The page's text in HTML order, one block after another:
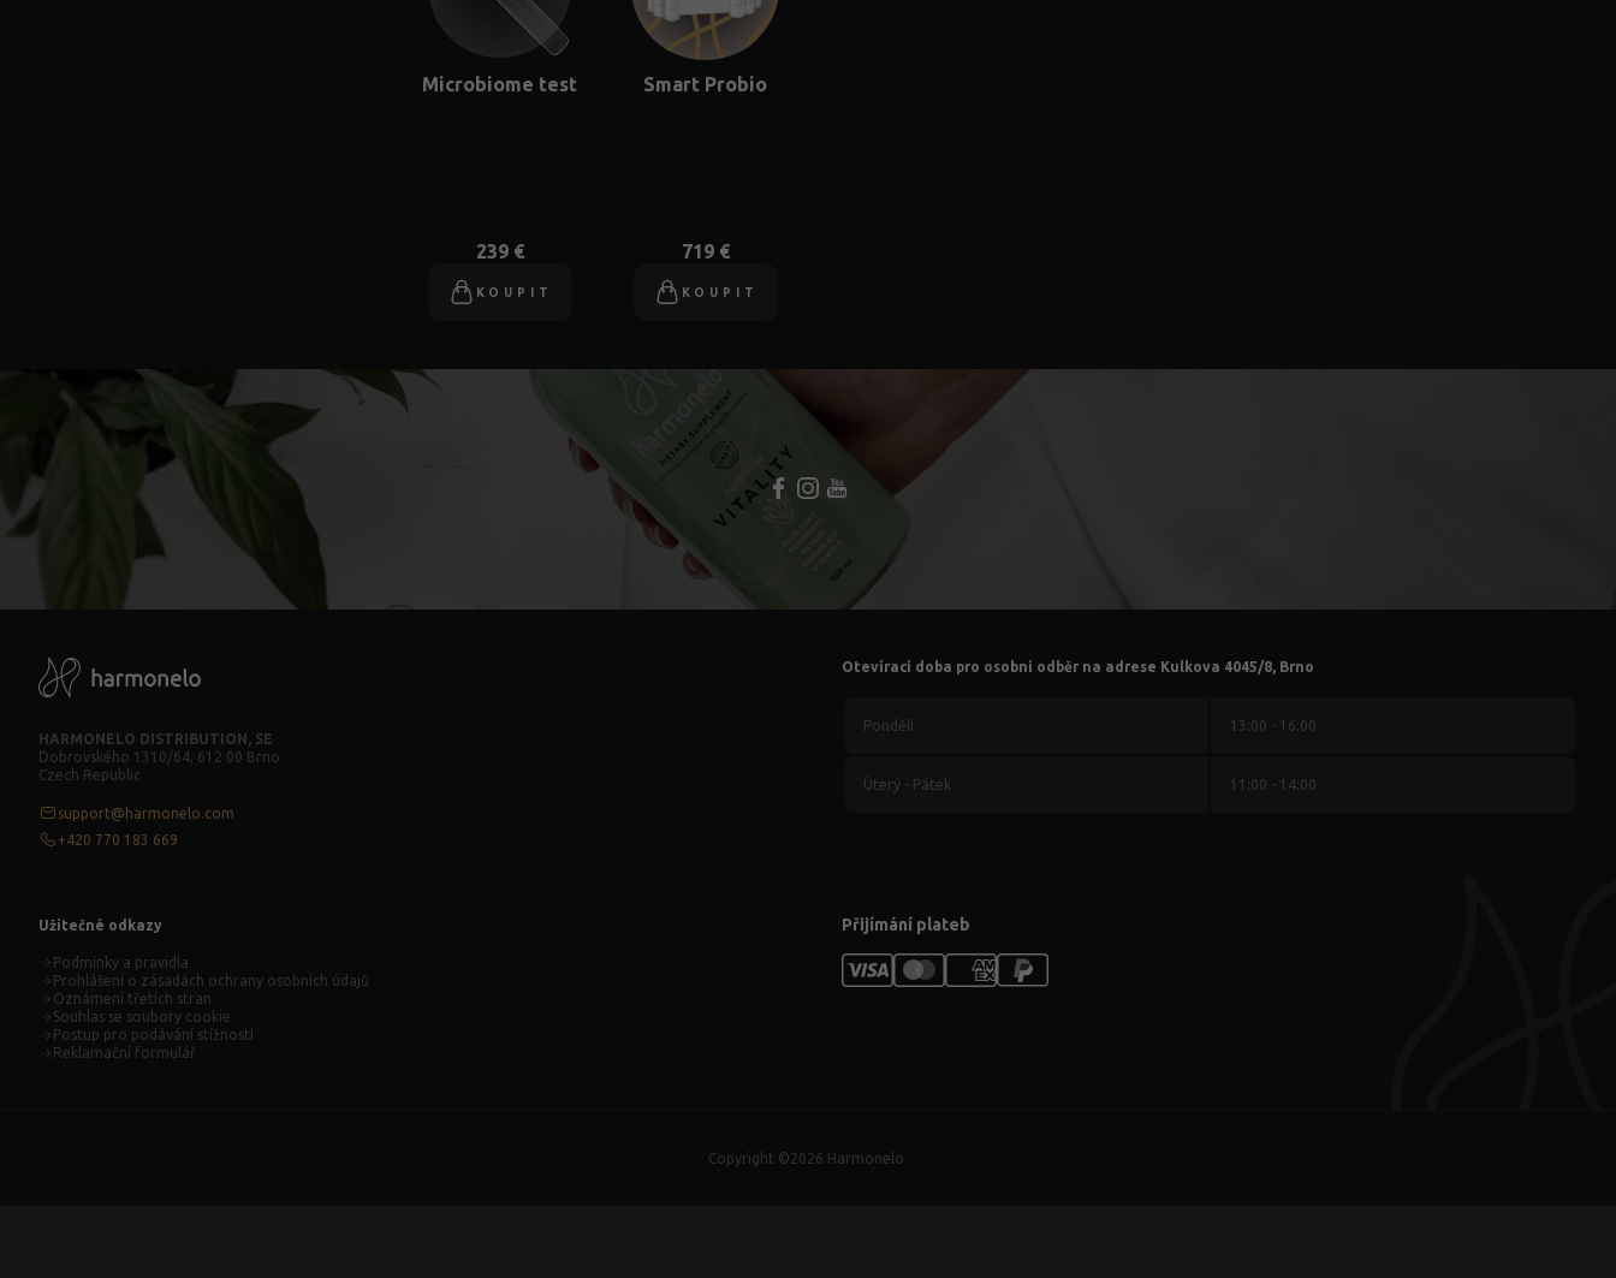
Microbiome test
239 €
KOUPIT
Smart Probio
719 €
KOUPIT
HARMONELO DISTRIBUTION, SE
Dobrovského 1310/64, 612 00 Brno
Czech Republic
support@harmonelo.com
+420 770 183 669
Otevírací doba pro osobní odběr na adrese Kulkova 4045/8, Brno
Pondělí 13:00 - 16:00
Úterý - Pátek 11:00 - 14:00
Užitečné odkazy
Podmínky a pravidla
Prohlášení o zásadách ochrany osobních údajů
Oznámení třetích stran
Souhlas se soubory cookie
Postup pro podávání stížností
Reklamační formulář
Přijímání plateb
Copyright ©2026 Harmonelo.